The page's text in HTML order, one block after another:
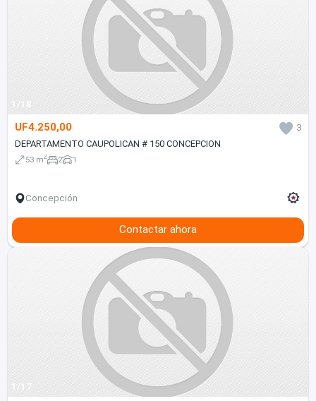
1/18
UF4.250,00
3
DEPARTAMENTO CAUPOLICAN # 150 CONCEPCION
53 m2 2 1
Concepción
Contactar ahora
1/17